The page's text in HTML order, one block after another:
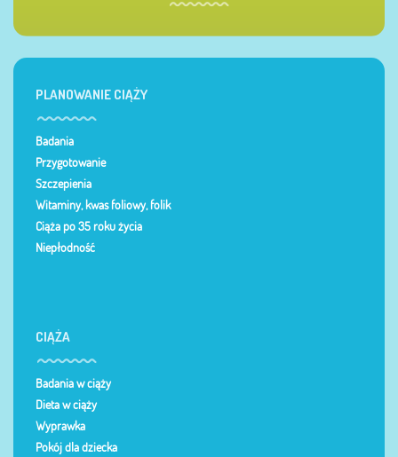
PLANOWANIE CIĄŻY
Badania
Przygotowanie
Szczepienia
Witaminy, kwas foliowy, folik
Ciąża po 35 roku życia
Niepłodność
CIĄŻA
Badania w ciąży
Dieta w ciąży
Wyprawka
Pokój dla dziecka